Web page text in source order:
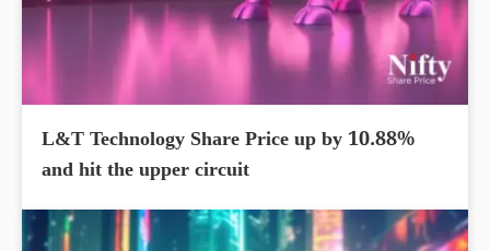
L&T Technology Share Price up by 10.88%
and hit the upper circuit